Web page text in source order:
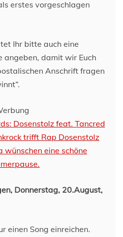
erstes vorgeschlagen
Ihr bitte auch eine
angeben, damit wir Euch
Anschrift fragen
Donnerstag, 20.August,
einen Song einreichen.